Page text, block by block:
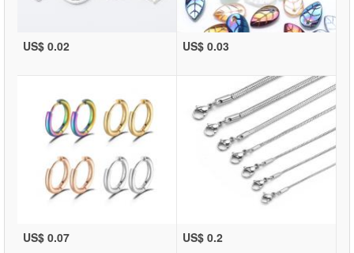
US$ 0.02 US$ 0.03
US$ 0.07 US$ 0.2